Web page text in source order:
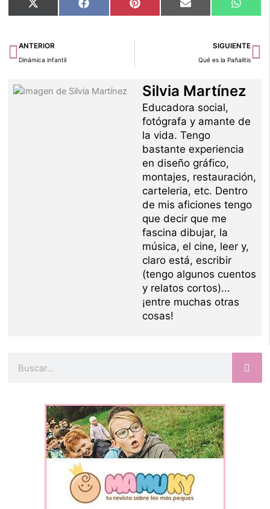
Compartir
en
X
(Twitter)
Compartir
en
Facebook Compartir
en
Pinterest Compartir
en
Email
en
Ant
ANTERIOR
Dinámica infantil
SIGUIENTE
Qué es la Pañalitis
Silvia Martínez
Educadora social,
fotógrafa y amante de
la vida. Tengo
bastante experiencia
en diseño gráfico,
montajes, restauración,
carteleria, etc. Dentro
de mis aficiones tengo
que decir que me
fascina dibujar, la
música, el cine, leer y,
claro está, escribir
(tengo algunos cuentos
y relatos cortos)...
¡entre muchas otras
cosas!